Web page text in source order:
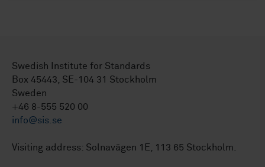
Swedish Institute for Standards
Box 45443, SE-104 31 Stockholm
Sweden
+46 8-555 520 00
info@sis.se
Visiting address: Solnavägen 1E, 113 65 Stockholm.